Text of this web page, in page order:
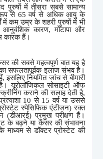
में तीसरा सबसे सामान्य
रूप से 65वर्ष से अधिक आयु के
में कम उम्र के शहरी पुरुषों में भी
आनुवंशिक कारण,मोटापा और
कारक हैं।
की सबसे महत्वपूर्ण बात यह है
सफलतापूर्वक इलाज संभव है।
,इसलिए नियमित जांच से बीमारी
यूरोलॉजिकल सोसाइटी ऑफ
कराने की सलाह देती है,
10से 15वर्ष या उससे
स्पेसिफिक एंटीजन) रक्त
(डीआरई) प्रमुख परीक्षण हैं।
के बढ़ने या कैंसर की संभावना
माध्यम से डॉक्टर प्रोस्टेट की